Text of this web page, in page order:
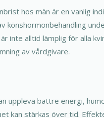
hos män är en vanlig
könshormonbehandling
inte alltid lämplig för alla
av vårdgivare.
uppleva bättre energi,
kan stärkas över tid.